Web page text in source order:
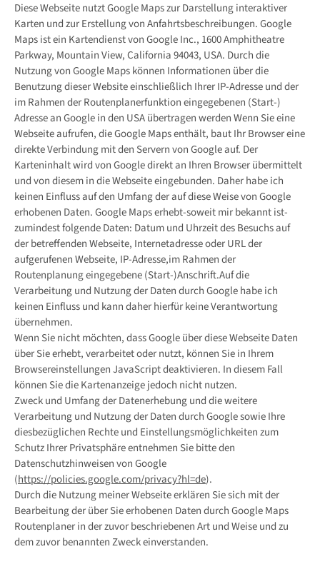
Diese Webseite nutzt Google Maps zur Darstellung interaktiver
Karten und zur Erstellung von Anfahrtsbeschreibungen. Google
Maps ist ein Kartendienst von Google Inc., 1600 Amphitheatre
Parkway, Mountain View, California 94043, USA. Durch die
Nutzung von Google Maps können Informationen über die
Benutzung dieser Website einschließlich Ihrer IP-Adresse und der
im Rahmen der Routenplanerfunktion eingegebenen (Start-)
Adresse an Google in den USA übertragen werden Wenn Sie eine
Webseite aufrufen, die Google Maps enthält, baut Ihr Browser eine
direkte Verbindung mit den Servern von Google auf. Der
Karteninhalt wird von Google direkt an Ihren Browser übermittelt
und von diesem in die Webseite eingebunden. Daher habe ich
keinen Einfluss auf den Umfang der auf diese Weise von Google
erhobenen Daten. Google Maps erhebt-soweit mir bekannt ist-
zumindest folgende Daten: Datum und Uhrzeit des Besuchs auf
der betreffenden Webseite, Internetadresse oder URL der
aufgerufenen Webseite, IP-Adresse,im Rahmen der
Routenplanung eingegebene (Start-)Anschrift.Auf die
Verarbeitung und Nutzung der Daten durch Google habe ich
keinen Einfluss und kann daher hierfür keine Verantwortung
übernehmen.
Wenn Sie nicht möchten, dass Google über diese Webseite Daten
über Sie erhebt, verarbeitet oder nutzt, können Sie in Ihrem
Browsereinstellungen JavaScript deaktivieren. In diesem Fall
können Sie die Kartenanzeige jedoch nicht nutzen.
Zweck und Umfang der Datenerhebung und die weitere
Verarbeitung und Nutzung der Daten durch Google sowie Ihre
diesbezüglichen Rechte und Einstellungsmöglichkeiten zum
Schutz Ihrer Privatsphäre entnehmen Sie bitte den
Datenschutzhinweisen von Google
(https://policies.google.com/privacy?hl=de).
Durch die Nutzung meiner Webseite erklären Sie sich mit der
Bearbeitung der über Sie erhobenen Daten durch Google Maps
Routenplaner in der zuvor beschriebenen Art und Weise und zu
dem zuvor benannten Zweck einverstanden.